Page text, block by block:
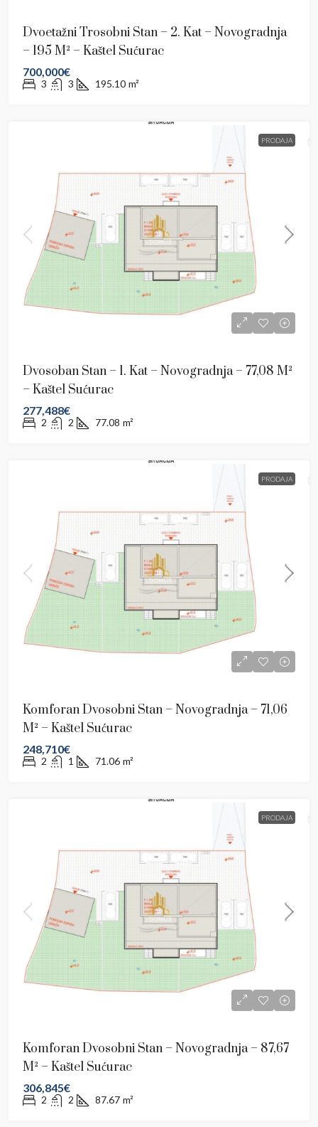
Dvoetažni Trosobni Stan – 2. Kat – Novogradnja
– 195 M² – Kaštel Sućurac
700,000€
3 3 195.10 m²
PRODAJA
Dvosoban Stan – 1. Kat – Novogradnja – 77,08 M²
– Kaštel Sućurac
277,488€
2 2 77.08 m²
PRODAJA
Komforan Dvosobni Stan – Novogradnja – 71,06
M² – Kaštel Sućurac
248,710€
2 1 71.06 m²
PRODAJA
Komforan Dvosobni Stan – Novogradnja – 87,67
M² – Kaštel Sućurac
306,845€
2 2 87.67 m²